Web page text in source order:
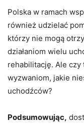
Polska w ramach
również udzielać
którzy nie mogą
działaniom wielu
rehabilitację. Ale czy
wyzwaniom, jakie
uchodźców?
Podsumowując,